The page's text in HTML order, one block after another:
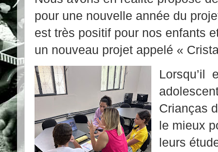
pour une nouvelle année du
est très positif pour nos enfants
un nouveau projet appelé «
Lorsqu’il
Crianças
le mieux
leurs